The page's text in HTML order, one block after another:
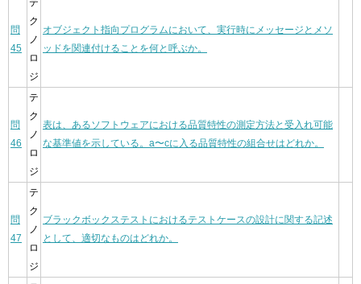
問
45
テ
ク
ノ
ロ
ジ
オブジェクト指向プログラムにおいて、実行時にメッセージとメソ
ッドを関連付けることを何と呼ぶか。
問
46
テ
ク
ノ
ロ
ジ
表は、あるソフトウェアにおける品質特性の測定方法と受入れ可能
な基準値を示している。a〜cに入る品質特性の組合せはどれか。
問
47
テ
ク
ノ
ロ
ジ
ブラックボックステストにおけるテストケースの設計に関する記述
として、適切なものはどれか。